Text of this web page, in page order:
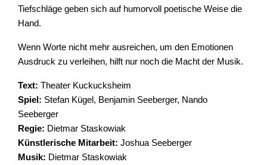
Tiefschläge geben sich auf humorvoll poetische Weise die
Hand.
Wenn Worte nicht mehr ausreichen, um den Emotionen
Ausdruck zu verleihen, hilft nur noch die Macht der Musik.
Text: Theater Kuckucksheim
Spiel: Stefan Kügel, Benjamin Seeberger, Nando
Seeberger
Regie: Dietmar Staskowiak
Künstlerische Mitarbeit: Joshua Seeberger
Musik: Dietmar Staskowiak